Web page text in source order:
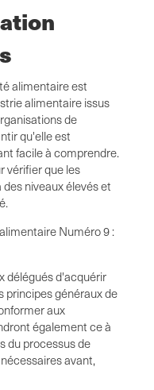
alimentaire est
alimentaire issus
de
qu'elle est
facile à comprendre.
vérifier que les
niveaux élevés et
Numéro 9 :
délégués d'acquérir
principes généraux de
aux
également ce à
du processus de
avant,